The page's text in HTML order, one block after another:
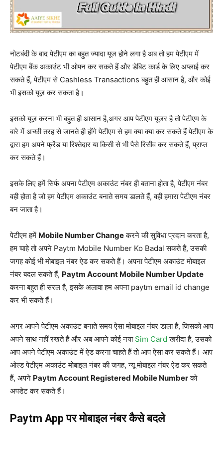
नोटबंदी के बाद पेटीएम का बहुत ज्यादा यूज होने लगा है अब तो हम पेटीएम में
पेटीएम बैंक अकाउंट भी ओपन कर सकते हैं और डेबिट कार्ड के लिए अप्लाई कर
सकते हैं, पेटीएम से Cashless Transactions बहुत ही आसान है, और कोई
भी इसको यूज़ कर सकता है।
इसको यूज़ करना भी बहुत ही आसान है,अगर आप पेटीएम यूजर है तो पेटीएम के
बारे में अच्छी तरह से जानते ही होंगे पेटीएम से हम क्या क्या कर सकते हैं पेटीएम के
द्वारा हम अपने फ्रेंड या रिश्तेदार या किसी से भी पैसे रिसीव कर सकते हैं, प्राप्त
कर सकते हैं।
इसके लिए हमें सिर्फ अपना पेटीएम अकाउंट नंबर ही बताना होता है, पेटीएम नंबर
वही होता है जो हम पेटीएम अकाउंट बनाते समय डालते हैं, वही हमारा पेटीएम नंबर
बन जाता है।
पेटीएम हमें Mobile Number Changeकरने की सुविधा प्रदान करता है,
हम चाहे तो अपने Paytm Mobile Number Ko Badal सकते हैं, उसकी
जगह कोई भी मोबाइल नंबर ऐड कर सकते हैं। अपना पेटीएम अकाउंट मोबाइल
नंबर बदल सकते हैं, Paytm Account Mobile Number Update
करना बहुत ही सरल है, इसके अलावा हम अपना paytm email id change
कर भी सकते हैं।
अगर आपने पेटीएम अकाउंट बनाते समय ऐसा मोबाइल नंबर डाला है, जिसको आप
अपने साथ नहीं रखते हैं और अब आपने कोई नया Sim Card खरीदा है, उसको
आप अपने पेटीएम अकाउंट में ऐड करना चाहते हैं तो आप ऐसा कर सकते हैं। आप
ओल्ड पेटीएम अकाउंट मोबाइल नंबर की जगह, न्यू मोबाइल नंबर ऐड कर सकते
हैं, अपने Paytm Account Registered Mobile Numberको
अपडेट कर सकते हैं।
Paytm App पर मोबाइल नंबर कैसे बदले